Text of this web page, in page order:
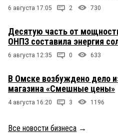
6 августа 17:05 2 730
Десятую часть от
ОНПЗ составила энергия
6 августа 12:35 0 633
В Омске возбуждено дело
магазина «Смешные цены»
4 августа 16:20 3 1196
Все новости бизнеса →